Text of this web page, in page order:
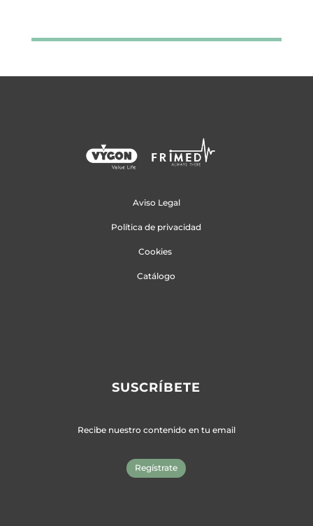
Aviso Legal
Política de privacidad
Cookies
Catálogo
SUSCRÍBETE
Recibe nuestro contenido en tu email
Regístrate